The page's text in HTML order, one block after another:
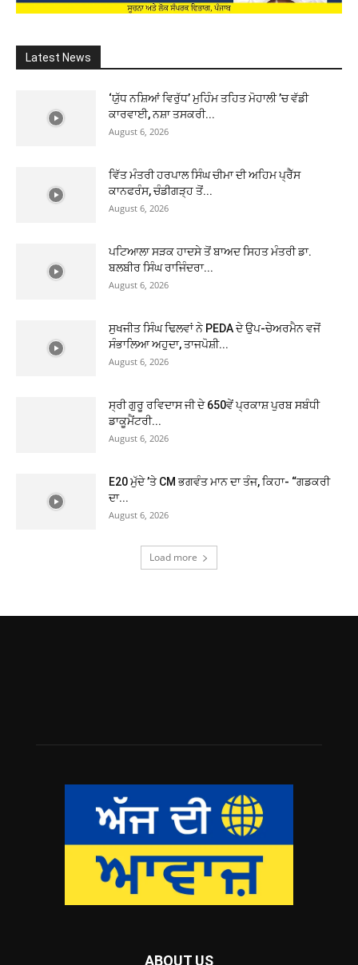
Latest News
‘ਯੁੱਧ ਨਸ਼ਿਆਂ ਵਿਰੁੱਧ’ ਮੁਹਿੰਮ ਤਹਿਤ ਮੋਹਾਲੀ ’ਚ ਵੱਡੀ
ਕਾਰਵਾਈ, ਨਸ਼ਾ ਤਸਕਰੀ...
August 6, 2026
ਵਿੱਤ ਮੰਤਰੀ ਹਰਪਾਲ ਸਿੰਘ ਚੀਮਾ ਦੀ ਅਹਿਮ ਪ੍ਰੈੱਸ
ਕਾਨਫਰੰਸ, ਚੰਡੀਗੜ੍ਹ ਤੋਂ...
August 6, 2026
ਪਟਿਆਲਾ ਸੜਕ ਹਾਦਸੇ ਤੋਂ ਬਾਅਦ ਸਿਹਤ ਮੰਤਰੀ ਡਾ.
ਬਲਬੀਰ ਸਿੰਘ ਰਾਜਿੰਦਰਾ...
August 6, 2026
ਸੁਖਜੀਤ ਸਿੰਘ ਢਿਲਵਾਂ ਨੇ PEDA ਦੇ ਉਪ-ਚੇਅਰਮੈਨ ਵਜੋਂ
ਸੰਭਾਲਿਆ ਅਹੁਦਾ, ਤਾਜਪੋਸ਼ੀ...
August 6, 2026
ਸ੍ਰੀ ਗੁਰੂ ਰਵਿਦਾਸ ਜੀ ਦੇ 650ਵੇਂ ਪ੍ਰਕਾਸ਼ ਪੁਰਬ ਸਬੰਧੀ
ਡਾਕੂਮੈਂਟਰੀ...
August 6, 2026
E20 ਮੁੱਦੇ ’ਤੇ CM ਭਗਵੰਤ ਮਾਨ ਦਾ ਤੰਜ, ਕਿਹਾ- “ਗਡਕਰੀ
ਦਾ...
August 6, 2026
Load more
ABOUT US